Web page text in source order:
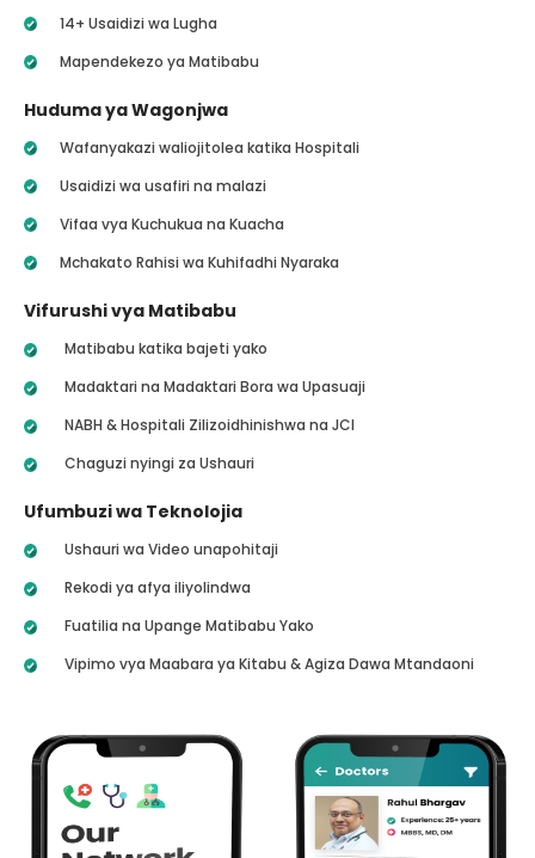
14+ Usaidizi wa Lugha
Mapendekezo ya Matibabu
Huduma ya Wagonjwa
Wafanyakazi waliojitolea katika Hospitali
Usaidizi wa usafiri na malazi
Vifaa vya Kuchukua na Kuacha
Mchakato Rahisi wa Kuhifadhi Nyaraka
Vifurushi vya Matibabu
Matibabu katika bajeti yako
Madaktari na Madaktari Bora wa Upasuaji
NABH & Hospitali Zilizoidhinishwa na JCI
Chaguzi nyingi za Ushauri
Ufumbuzi wa Teknolojia
Ushauri wa Video unapohitaji
Rekodi ya afya iliyolindwa
Fuatilia na Upange Matibabu Yako
Vipimo vya Maabara ya Kitabu & Agiza Dawa Mtandaoni